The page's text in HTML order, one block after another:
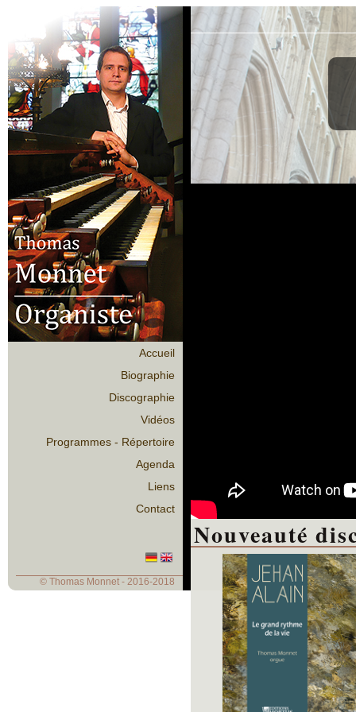
Accueil
Biographie
Discographie
Vidéos
Programmes - Répertoire
Agenda
Liens
Contact
© Thomas Monnet - 2016-2018
Nouveauté